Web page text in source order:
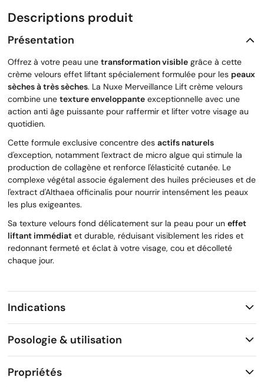
Descriptions produit
Présentation
Offrez à votre peau une transformation visible grâce à cette
crème velours effet liftant spécialement formulée pour les peaux
sèches à très sèches. La Nuxe Merveillance Lift crème velours
combine une texture enveloppante exceptionnelle avec une
action anti âge puissante pour raffermir et lifter votre visage au
quotidien.
Cette formule exclusive concentre des actifs naturels
d'exception, notamment l'extract de micro algue qui stimule la
production de collagène et renforce l'élasticité cutanée. Le
complexe végétal associe également des huiles précieuses et de
l'extract d'Althaea officinalis pour nourrir intensément les peaux
les plus exigeantes.
Sa texture velours fond délicatement sur la peau pour un effet
liftant immédiat et durable, réduisant visiblement les rides et
redonnant fermeté et éclat à votre visage, cou et décolleté
chaque jour.
Indications
Posologie & utilisation
Propriétés